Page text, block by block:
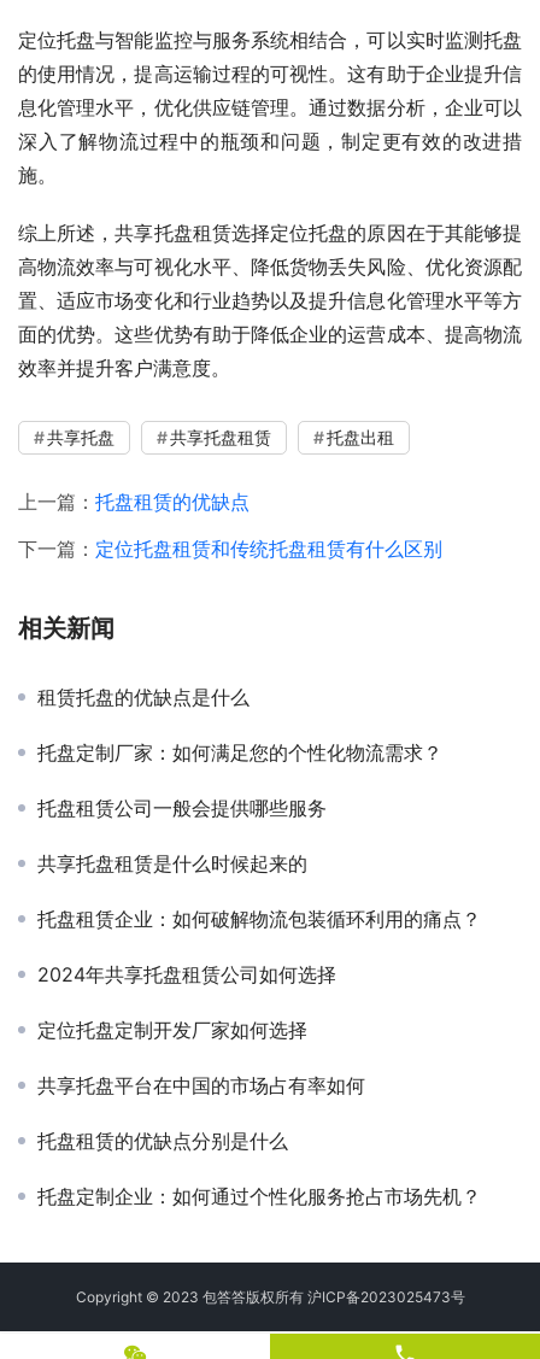
定位托盘与智能监控与服务系统相结合，可以实时监测托盘
的使用情况，提高运输过程的可视性。这有助于企业提升信
息化管理水平，优化供应链管理。通过数据分析，企业可以
深入了解物流过程中的瓶颈和问题，制定更有效的改进措
施。
综上所述，共享托盘租赁选择定位托盘的原因在于其能够提
高物流效率与可视化水平、降低货物丢失风险、优化资源配
置、适应市场变化和行业趋势以及提升信息化管理水平等方
面的优势。这些优势有助于降低企业的运营成本、提高物流
效率并提升客户满意度。
共享托盘 共享托盘租赁 托盘出租
上一篇： 托盘租赁的优缺点
下一篇： 定位托盘租赁和传统托盘租赁有什么区别
相关新闻
租赁托盘的优缺点是什么
托盘定制厂家：如何满足您的个性化物流需求？
托盘租赁公司一般会提供哪些服务
共享托盘租赁是什么时候起来的
托盘租赁企业：如何破解物流包装循环利用的痛点？
2024年共享托盘租赁公司如何选择
定位托盘定制开发厂家如何选择
共享托盘平台在中国的市场占有率如何
托盘租赁的优缺点分别是什么
托盘定制企业：如何通过个性化服务抢占市场先机？
Copyright © 2023 包答答版权所有 沪ICP备2023025473号
phone